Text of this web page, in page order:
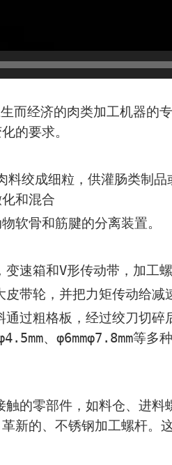
济的肉类加工机器的专
的要求。
成细粒，供灌肠类制品或
和混合
软骨和筋腱的分离装置。
箱和V形传动带，加工螺
轮，并把力矩传动给减
粗格板，经过绞刀切碎
、φ6mmφ7.8mm等
零部件，如料仓、进料
革新的、不锈钢加工螺杆。